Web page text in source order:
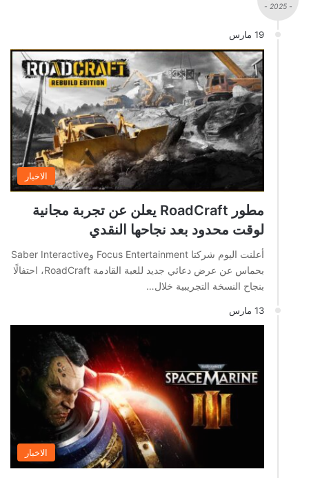
- 2025 -
19 مارس
الاخبار
مطور RoadCraft يعلن عن تجربة مجانية
لوقت محدود بعد نجاحها النقدي
أعلنت اليوم شركتا Focus Entertainment وSaber Interactive
بحماس عن عرض دعائي جديد للعبة القادمة RoadCraft، احتفالًا
بنجاح النسخة التجريبية خلال…
13 مارس
الاخبار